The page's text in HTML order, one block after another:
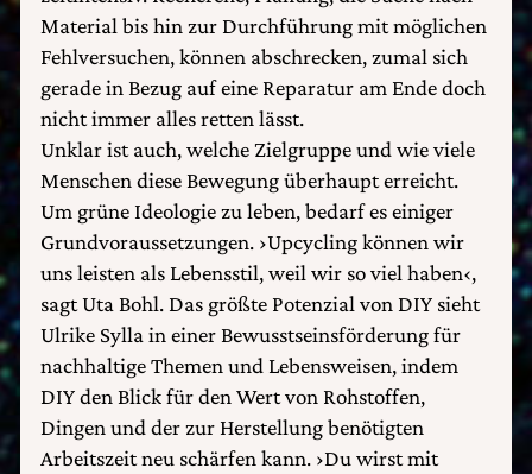
Material bis hin zur Durchführung mit möglichen
Fehlversuchen, können abschrecken, zumal sich
gerade in Bezug auf eine Reparatur am Ende doch
nicht immer alles retten lässt.
Unklar ist auch, welche Zielgruppe und wie viele
Menschen diese Bewegung überhaupt erreicht.
Um grüne Ideologie zu leben, bedarf es einiger
Grundvoraussetzungen. ›Upcycling können wir
uns leisten als Lebensstil, weil wir so viel haben‹,
sagt Uta Bohl. Das größte Potenzial von DIY sieht
Ulrike Sylla in einer Bewusstseinsförderung für
nachhaltige Themen und Lebensweisen, indem
DIY den Blick für den Wert von Rohstoffen,
Dingen und der zur Herstellung benötigten
Arbeitszeit neu schärfen kann. ›Du wirst mit